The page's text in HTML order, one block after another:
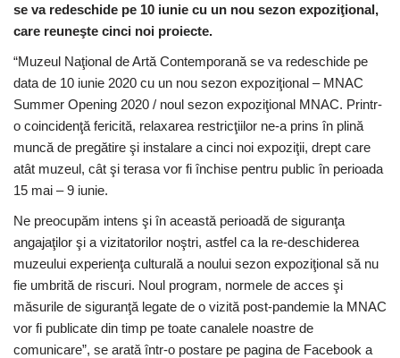
se va redeschide pe 10 iunie cu un nou sezon expoziţional,
care reuneşte cinci noi proiecte.
“Muzeul Naţional de Artă Contemporană se va redeschide pe
data de 10 iunie 2020 cu un nou sezon expoziţional – MNAC
Summer Opening 2020 / noul sezon expoziţional MNAC. Printr-
o coincidenţă fericită, relaxarea restricţiilor ne-a prins în plină
muncă de pregătire şi instalare a cinci noi expoziţii, drept care
atât muzeul, cât şi terasa vor fi închise pentru public în perioada
15 mai – 9 iunie.
Ne preocupăm intens şi în această perioadă de siguranţa
angajaţilor şi a vizitatorilor noştri, astfel ca la re-deschiderea
muzeului experienţa culturală a noului sezon expoziţional să nu
fie umbrită de riscuri. Noul program, normele de acces şi
măsurile de siguranţă legate de o vizită post-pandemie la MNAC
vor fi publicate din timp pe toate canalele noastre de
comunicare”, se arată într-o postare pe pagina de Facebook a